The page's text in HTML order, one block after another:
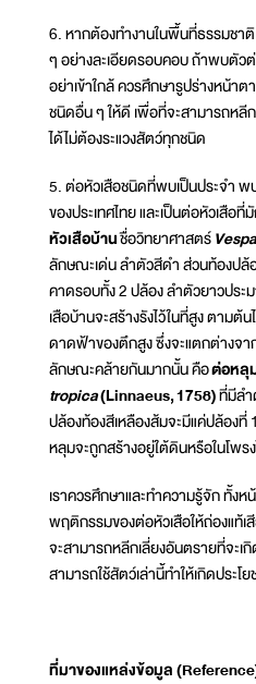
6. หากต้องทำงานในพื้นที่ธรรมชา
ๆ อย่างละเอียดรอบคอบ ถ้าพบตัว
อย่าเข้าใกล้ ควรศึกษารูปร่างหน้า
ชนิดอื่น ๆ ให้ดี เพื่อที่จะสามารถหลี
ได้ไม่ต้องระแวงสัตว์ทุกชนิด
5. ต่อหัวเสือชนิดที่พบเป็นประจำ พ
ของประเทศไทย และเป็นต่อหัวเสือ
หัวเสือบ้านชื่อวิทยาศาสตร์
ลักษณะเด่น ลำตัวสีดำ ส่วนท้องปล้
คาดรอบทั้ง 2 ปล้อง ลำตัวยาวปร
เสือบ้านจะสร้างรังไว้ในที่สูง ตามต้
ดาดฟ้าของตึกสูง ซึ่งจะแตกต่างจ
ลักษณะคล้ายกันมากนั้น คือต่อหลุ
tropica(Linnaeus, 1758)ที่มีล
ปล้องท้องสีเหลืองส้มจะมีแค่ปล้องที่
หลุมจะถูกสร้างอยู่ใต้ดินหรือในโพ
เราควรศึกษาและทำความรู้จัก ทั้ง
พฤติกรรมของต่อหัวเสือให้ถ่องแท้เ
จะสามารถหลีกเลี่ยงอันตรายที่จะเ
สามารถใช้สัตว์เล่านี้ทำให้เกิดประโ
ที่มาของแหล่งข้อมูล